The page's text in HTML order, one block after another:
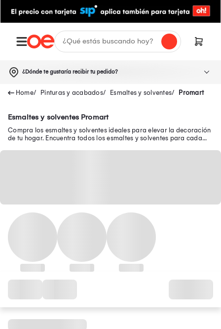
¿Dónde te gustaría recibir tu pedido?
Pinturas y acabados Esmaltes y solventes Promart
Esmaltes y solventes Promart
Compra los esmaltes y solventes ideales para elevar la decoración
de tu hogar. Encuentra todos los esmaltes y solventes para cada